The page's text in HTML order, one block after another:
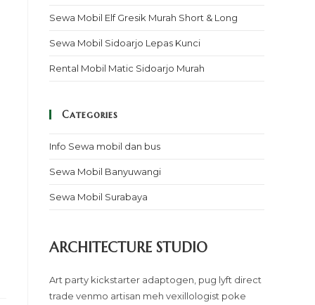
Sewa Mobil Elf Gresik Murah Short & Long
Sewa Mobil Sidoarjo Lepas Kunci
Rental Mobil Matic Sidoarjo Murah
Categories
Info Sewa mobil dan bus
Sewa Mobil Banyuwangi
Sewa Mobil Surabaya
ARCHITECTURE STUDIO
Art party kickstarter adaptogen, pug lyft direct
trade venmo artisan meh vexillologist poke